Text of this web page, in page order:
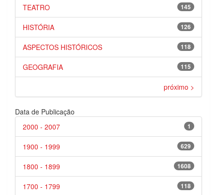
145
TEATRO
126
HISTÓRIA
118
ASPECTOS HISTÓRICOS
115
GEOGRAFIA
próximo >
Data de Publicação
1
2000 - 2007
629
1900 - 1999
1608
1800 - 1899
118
1700 - 1799